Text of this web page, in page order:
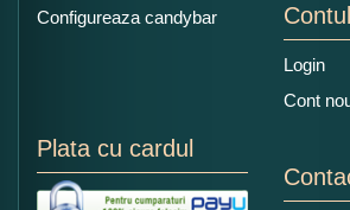
Configureaza candybar
Login
Cont
Plata cu cardul